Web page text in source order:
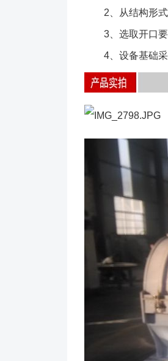
2、从结构形式
3、选取开口要
4、设备基础采